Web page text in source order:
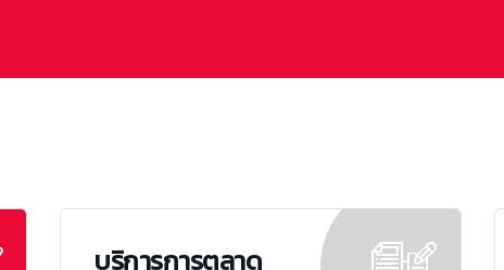
บริการการตลาด